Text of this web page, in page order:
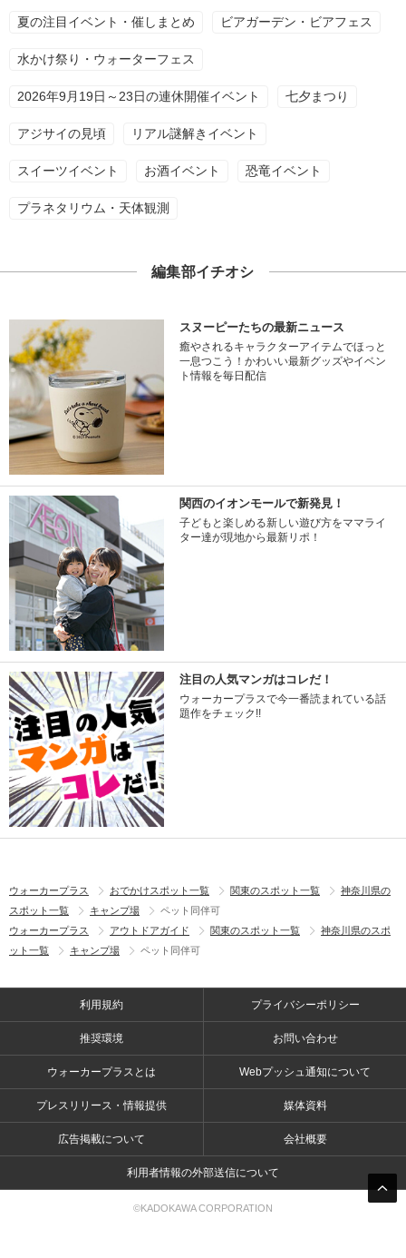
夏の注目イベント・催しまとめ ビアガーデン・ビアフェス
水かけ祭り・ウォーターフェス
2026年9月19日～23日の連休開催イベント 七夕まつり
アジサイの見頃 リアル謎解きイベント
スイーツイベント お酒イベント 恐竜イベント
プラネタリウム・天体観測
編集部イチオシ
スヌーピーたちの最新ニュース
癒やされるキャラクターアイテムでほっと
一息つこう！かわいい最新グッズやイベン
ト情報を毎日配信
関西のイオンモールで新発見！
子どもと楽しめる新しい遊び方をママライ
ター達が現地から最新リポ！
注目の人気マンガはコレだ！
ウォーカープラスで今一番読まれている話
題作をチェック!!
ウォーカープラス おでかけスポット一覧 関東のスポット一覧
神奈川県の
スポット一覧
キャンプ場
ペット同伴可
ウォーカープラス
アウトドアガイド 関東のスポット一覧
神奈川県のスポ
ット一覧
キャンプ場 ペット同伴可
利用規約 プライバシーポリシー
推奨環境 お問い合わせ
ウォーカープラスとは Webプッシュ通知について
プレスリリース・情報提供 媒体資料
広告掲載について 会社概要
利用者情報の外部送信について
©KADOKAWA CORPORATION